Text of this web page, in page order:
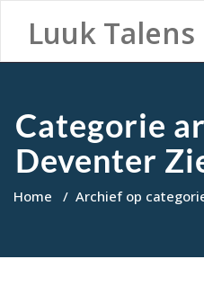
Luuk Talens
Categorie
Deventer
Home / Archief op